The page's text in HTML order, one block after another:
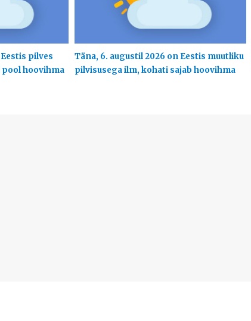
pilves
hoovihma
Täna, 6. augustil 2026 on Eestis muutliku
pilvisusega ilm, kohati sajab hoovihma